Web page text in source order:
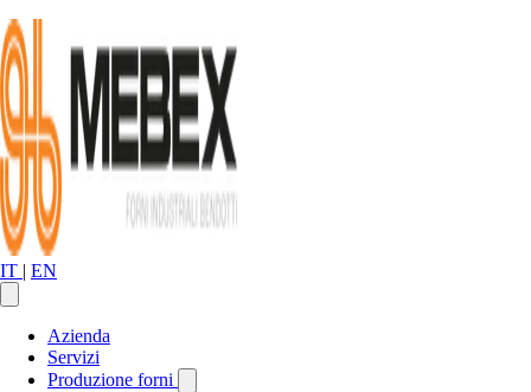
IT | EN
Azienda
Servizi
Produzione forni